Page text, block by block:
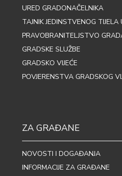
URED GRADONAČELNIKA
TAJNIK JEDINSTVENOG TIJELA
PRAVOBRANITELJSTVO
GRADSKE SLUŽBE
GRADSKO VIJEĆE
POVJERENSTVA GRADSKOG
ZA GRAĐANE
NOVOSTI I DOGAĐANJA
INFORMACIJE ZA GRAĐANE